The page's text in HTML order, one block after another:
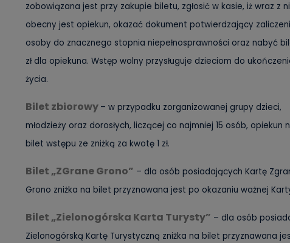
zobowiązana jest przy zakupie biletu, zgłosić w kasie, iż wraz z
obecny jest opiekun, okazać dokument potwierdzający
osoby do znacznego stopnia niepełnosprawności oraz nabyć
zł dla opiekuna. Wstęp wolny przysługuje dzieciom do
życia.
Bilet zbiorowy – w przypadku zorganizowanej grupy dzieci,
młodzieży oraz dorosłych, liczącej co najmniej 15 osób, opiekun
bilet wstępu ze zniżką za kwotę 1 zł.
Bilet „ZGrane Grono” – dla osób posiadających Kartę
Grono zniżka na bilet przyznawana jest po okazaniu ważnej
Bilet „Zielonogórska Karta Turysty” – dla osób
Zielonogórską Kartę Turystyczną zniżka na bilet przyznawana